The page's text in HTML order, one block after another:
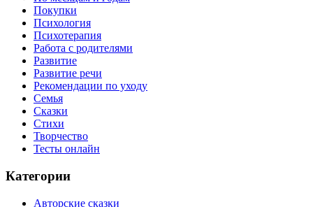
Покупки
Психология
Психотерапия
Работа с родителями
Развитие
Развитие речи
Рекомендации по уходу
Семья
Сказки
Стихи
Творчество
Тесты онлайн
Категории
Авторские сказки